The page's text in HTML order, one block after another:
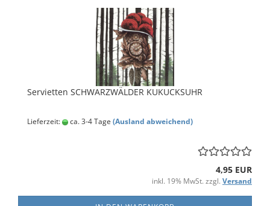
Servietten SCHWARZWÄLDER KUKUCKSUHR
Lieferzeit: ca. 3-4 Tage (Ausland abweichend)
4,95 EUR
inkl. 19% MwSt. zzgl. Versand